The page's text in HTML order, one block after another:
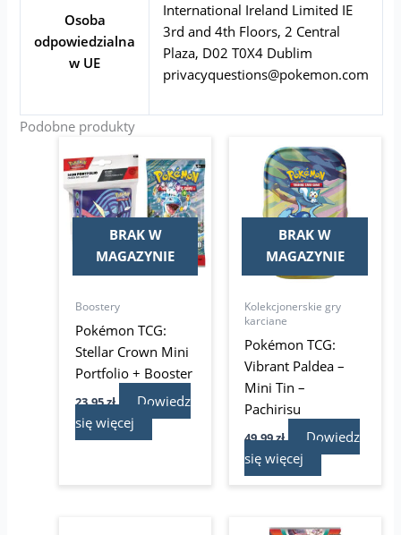
Osoba
odpowiedzialna
w UE
International Ireland Limited IE
3rd and 4th Floors, 2 Central
Plaza, D02 T0X4 Dublim
privacyquestions@pokemon.com
Podobne produkty
BRAK W
MAGAZYNIE
Boostery
Pokémon TCG:
Stellar Crown Mini
Portfolio + Booster
23,95zł
Dowiedz
się więcej
BRAK W
MAGAZYNIE
Kolekcjonerskie gry
karciane
Pokémon TCG:
Vibrant Paldea –
Mini Tin –
Pachirisu
49,99zł
Dowiedz
się więcej